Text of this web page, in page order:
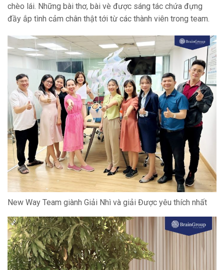
chèo lái. Những bài thơ, bài vè được sáng tác chứa đựng
đầy ắp tình cảm chân thật tới từ các thành viên trong team.
New Way Team giành Giải Nhì và giải Được yêu thích nhất